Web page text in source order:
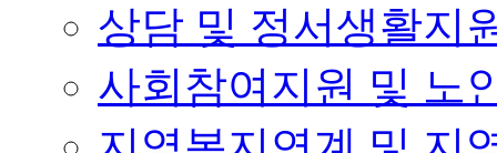
상담 및 정서생활지
사회참여지원 및 노